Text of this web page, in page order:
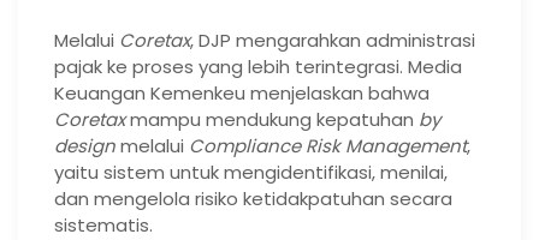
Melalui Coretax, DJP mengarahkan administrasi
pajak ke proses yang lebih terintegrasi. Media
Keuangan Kemenkeu menjelaskan bahwa
Coretaxmampu mendukung kepatuhan by
designmelalui Compliance Risk Management,
yaitu sistem untuk mengidentifikasi, menilai,
dan mengelola risiko ketidakpatuhan secara
sistematis.